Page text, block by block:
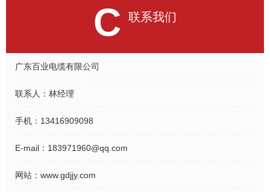
C 联系我们
广东百业电缆有限公司
联系人： 林经理
手机： 13416909098
E-mail： 183971960@qq.com
网站： www.gdjjy.com